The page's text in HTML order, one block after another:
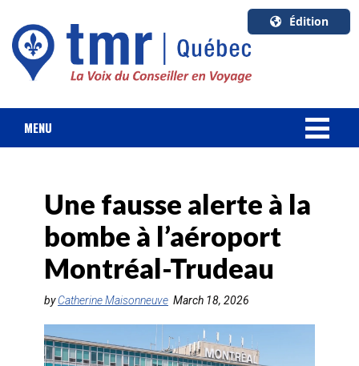
Édition
U.S.A.
English
Canada
Français
MENU
FORFAIT VACANCES
CROISIÈRES
HOTELS & RESORTS
DESTINATIONS
Une fausse alerte à la
bombe à l’aéroport
Montréal-Trudeau
byCatherine Maisonneuve March 18, 2026